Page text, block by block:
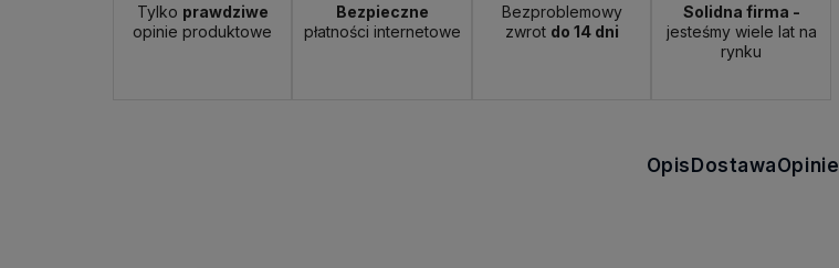
Tylko prawdziwe
opinie produktowe
Bezpieczne
płatności internetowe
Bezproblemowy
zwrot do 14 dni
Solidna firma -
jesteśmy wiele lat na
rynku
OpisDostawaOpinie